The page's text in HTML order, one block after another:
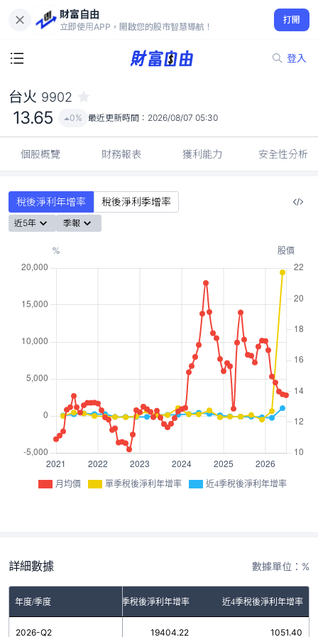
財富自由
立即使用APP，開啟您的股市智慧導航！
打開
登入
13.65
0%
台火 9902
13.65 0% 最近更新時間： 2026/08/07 05:30
個股概覽 財務報表 獲利能力 安全性分析
稅後淨利年增率 稅後淨利季增率
近5年 季報
月均價 單季稅後淨利年增率 近4季稅後淨利年增率
詳細數據 數據單位：%
年度/季度 單季稅後淨利年增率 近4季稅後淨利年增率
2026-Q2 19404.22 1051.40